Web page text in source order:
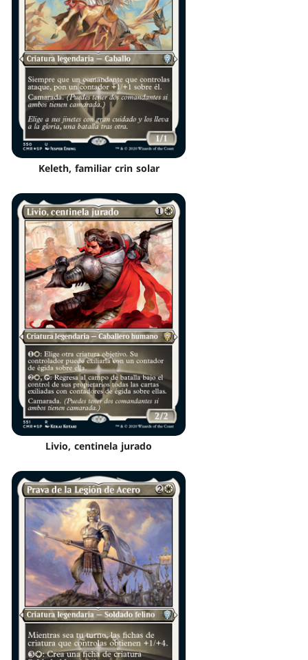
Keleth, familiar crin solar
Livio, centinela jurado